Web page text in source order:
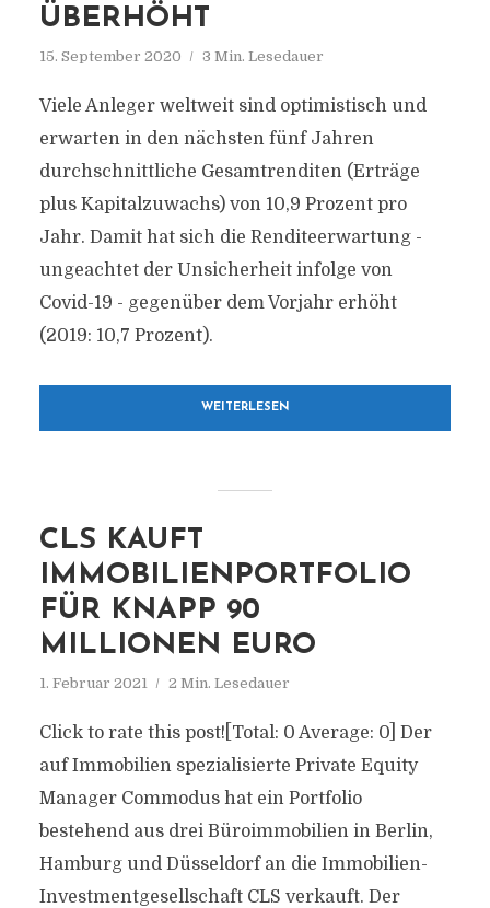
ÜBERHÖHT
15. September 2020 3 Min. Lesedauer
Viele Anleger weltweit sind optimistisch und
erwarten in den nächsten fünf Jahren
durchschnittliche Gesamtrenditen (Erträge
plus Kapitalzuwachs) von 10,9 Prozent pro
Jahr. Damit hat sich die Renditeerwartung -
ungeachtet der Unsicherheit infolge von
Covid-19 - gegenüber dem Vorjahr erhöht
(2019: 10,7 Prozent).
WEITERLESEN
CLS KAUFT
IMMOBILIENPORTFOLIO
FÜR KNAPP 90
MILLIONEN EURO
1. Februar 2021 2 Min. Lesedauer
Click to rate this post![Total: 0 Average: 0] Der
auf Immobilien spezialisierte Private Equity
Manager Commodus hat ein Portfolio
bestehend aus drei Büroimmobilien in Berlin,
Hamburg und Düsseldorf an die Immobilien-
Investmentgesellschaft CLS verkauft. Der